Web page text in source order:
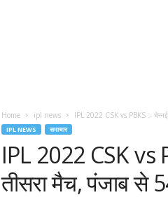
Home ipl news IPL 2022 CSK vs PBKS :- चेन्नई
IPL NEWS समाचार
IPL 2022 CSK vs
तीसरा मैच, पंजाब से